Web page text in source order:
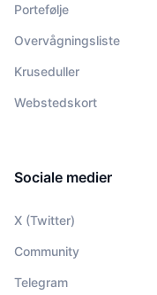
Portefølje
Overvågningsliste
Kruseduller
Webstedskort
Sociale medier
X (Twitter)
Community
Telegram